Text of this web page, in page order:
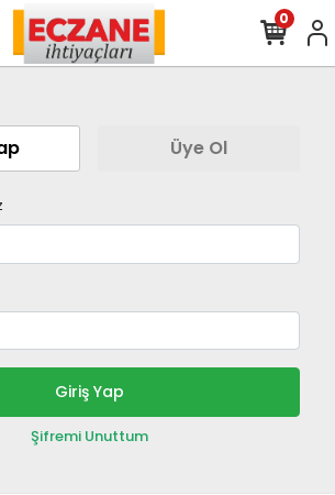
0
Üye Ol
Giriş Yap
Şifremi Unuttum